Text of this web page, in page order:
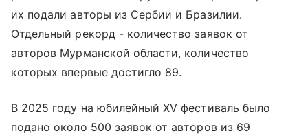
их подали авторы из Сербии и Бразилии.
Отдельный рекорд - количество заявок от
авторов Мурманской области, количество
которых впервые достигло 89.
В 2025 году на юбилейный XV фестиваль было
подано около 500 заявок от авторов из 69